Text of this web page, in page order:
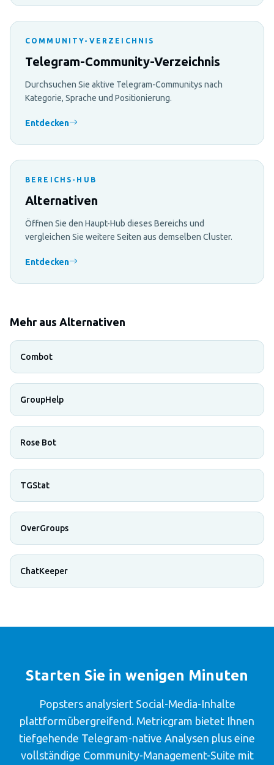
COMMUNITY-VERZEICHNIS
Telegram-Community-Verzeichnis
Durchsuchen Sie aktive Telegram-Communitys nach
Kategorie, Sprache und Positionierung.
Entdecken
BEREICHS-HUB
Alternativen
Öffnen Sie den Haupt-Hub dieses Bereichs und
vergleichen Sie weitere Seiten aus demselben Cluster.
Entdecken
Mehr aus Alternativen
Combot
GroupHelp
Rose Bot
TGStat
OverGroups
ChatKeeper
Starten Sie in wenigen Minuten
Popsters analysiert Social-Media-Inhalte
plattformübergreifend. Metricgram bietet Ihnen
tiefgehende Telegram-native Analysen plus eine
vollständige Community-Management-Suite mit